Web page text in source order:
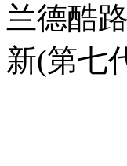
兰德酷
新(第七